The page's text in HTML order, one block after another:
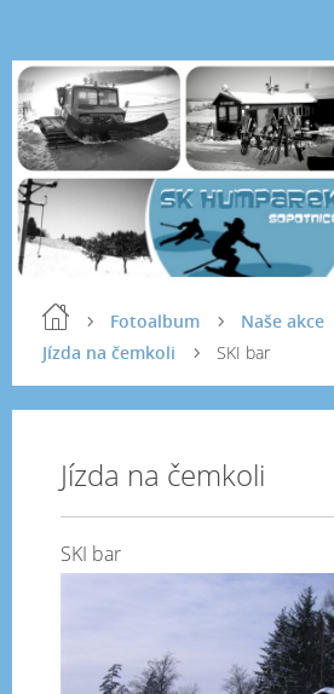
Fotoalbum Naše akce
Jízda na čemkoli
SKI bar
Jízda na čemkoli
SKI bar